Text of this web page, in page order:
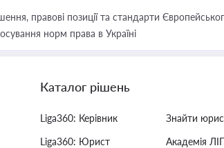
правові позиції та стандарти
норм права в Україні
Каталог рішень
Liga360: Керівник
Liga360: Юрист
Знайти
Академія